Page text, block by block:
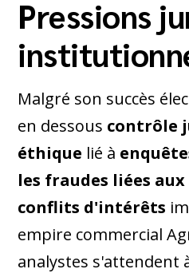
Pressions
Malgré son succès
en dessous contrôle
éthique lié à
les fraudes liées
conflits d'intérêts
empire commercial
analystes s'attendent